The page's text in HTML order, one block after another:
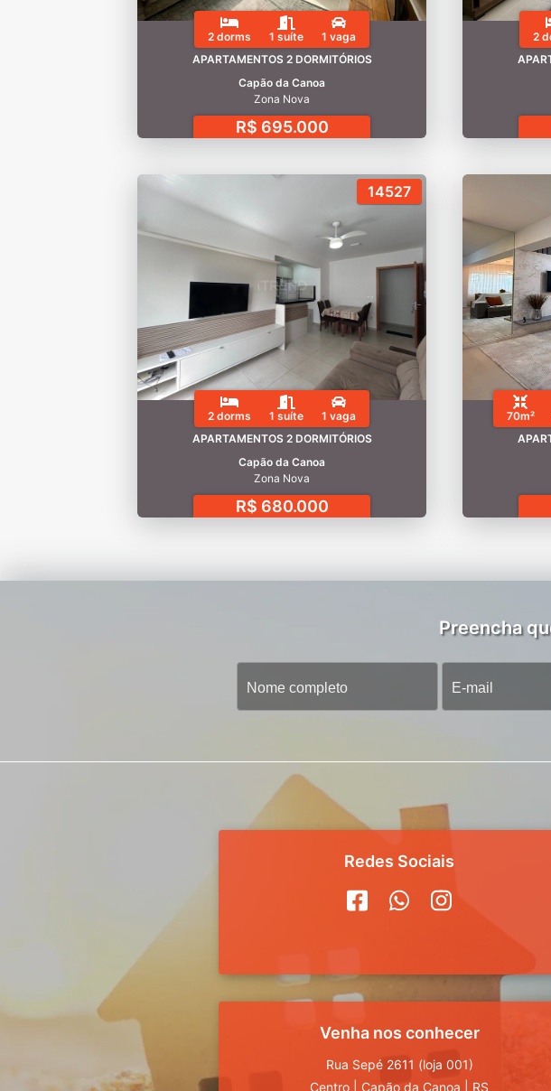
2 dorms 1 suíte
1 vaga
APARTAMENTOS 2 DORMITÓRIOS
Capão da Canoa
Zona Nova
R$ 695.000
2
14527
2 dorms 1 suíte
1 vaga
APARTAMENTOS 2 DORMITÓRIOS
Capão da Canoa
Zona Nova
R$ 680.000
70m²
Preencha
Redes Sociais
Venha nos conhecer
Rua Sepé 2611 (loja 001)
Centro
Capão da Canoa RS